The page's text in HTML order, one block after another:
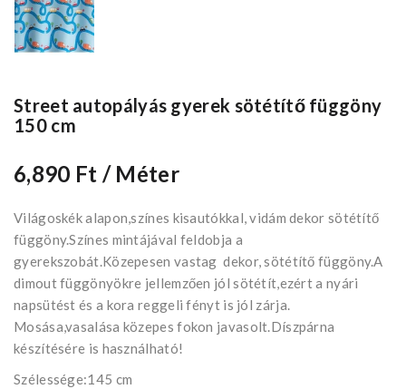
Street autopályás gyerek sötétítő függöny
150 cm
6,890 Ft / Méter
Világoskék alapon,színes kisautókkal, vidám dekor sötétítő
függöny.Színes mintájával feldobja a
gyerekszobát.Közepesen vastag dekor, sötétítő függöny.A
dimout függönyökre jellemzően jól sötétít,ezért a nyári
napsütést és a kora reggeli fényt is jól zárja.
Mosása,vasalása közepes fokon javasolt.Díszpárna
készítésére is használható!
Szélessége:145 cm